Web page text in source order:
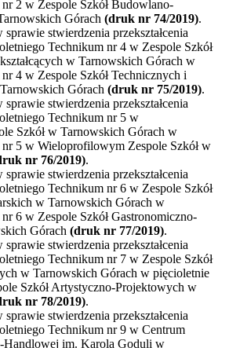
2 w Zespole Szkół Budowlano-
Górach (druk nr 74/2019).
stwierdzenia przekształcenia
Technikum nr 4 w Zespole Szkół
w Tarnowskich Górach w
4 w Zespole Szkół Technicznych i
Górach (druk nr 75/2019).
stwierdzenia przekształcenia
Technikum nr 5 w
Szkół w Tarnowskich Górach w
5 w Wieloprofilowym Zespole Szkół w
nr 76/2019).
stwierdzenia przekształcenia
Technikum nr 6 w Zespole Szkół
w Tarnowskich Górach w
6 w Zespole Szkół Gastronomiczno-
Górach (druk nr 77/2019).
stwierdzenia przekształcenia
Technikum nr 7 w Zespole Szkół
w Tarnowskich Górach w pięcioletnie
Szkół Artystyczno-Projektowych w
nr 78/2019).
stwierdzenia przekształcenia
Technikum nr 9 w Centrum
Handlowej im. Karola Goduli w